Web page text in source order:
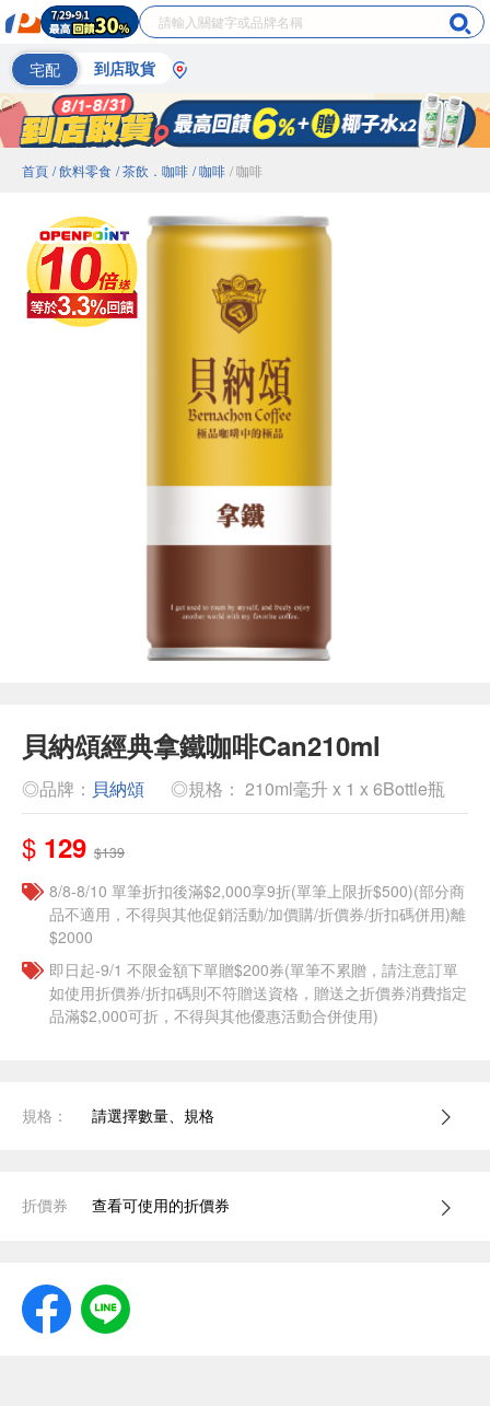
宅配 到店取貨
首頁 / 飲料零食 / 茶飲．咖啡 / 咖啡 / 咖啡
貝納頌經典拿鐵咖啡Can210ml
◎品牌： 貝納頌 ◎規格： 210ml毫升 x 1 x 6Bottle瓶
$ 129 $139
8/8-8/10 單筆折扣後滿$2,000享9折(單筆上限折$500)(部分商
品不適用，不得與其他促銷活動/加價購/折價券/折扣碼併用)離
$2000
即日起-9/1 不限金額下單贈$200券(單筆不累贈，請注意訂單
如使用折價券/折扣碼則不符贈送資格，贈送之折價券消費指定
品滿$2,000可折，不得與其他優惠活動合併使用)
規格： 請選擇數量、規格
折價券 查看可使用的折價券